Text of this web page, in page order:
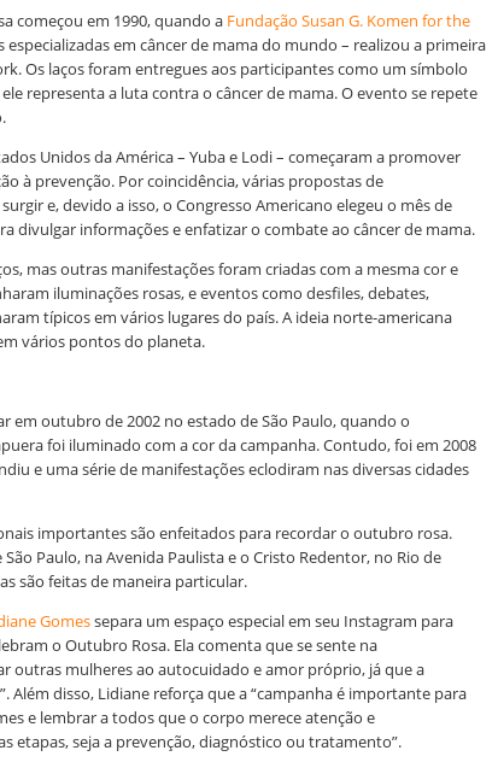
começou em 1990, quando a Fundação Susan G. Komen for the
em câncer de mama do mundo – realizou a primeira
Os laços foram entregues aos participantes como um símbolo
representa a luta contra o câncer de mama. O evento se repete
Unidos da América – Yuba e Lodi – começaram a promover
à prevenção. Por coincidência, várias propostas de
e, devido a isso, o Congresso Americano elegeu o mês de
divulgar informações e enfatizar o combate ao câncer de mama.
mas outras manifestações foram criadas com a mesma cor e
iluminações rosas, e eventos como desfiles, debates,
típicos em vários lugares do país. A ideia norte-americana
vários pontos do planeta.
em outubro de 2002 no estado de São Paulo, quando o
foi iluminado com a cor da campanha. Contudo, foi em 2008
e uma série de manifestações eclodiram nas diversas cidades
importantes são enfeitados para recordar o outubro rosa.
Paulo, na Avenida Paulista e o Cristo Redentor, no Rio de
são feitas de maneira particular.
Gomessepara um espaço especial em seu Instagram para
o Outubro Rosa. Ela comenta que se sente na
outras mulheres ao autocuidado e amor próprio, já que a
Além disso, Lidiane reforça que a “campanha é importante para
e lembrar a todos que o corpo merece atenção e
etapas, seja a prevenção, diagnóstico ou tratamento”.